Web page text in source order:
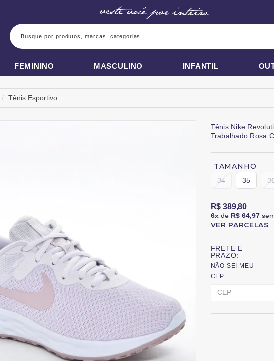
BUSCA
FEMININO MASCULINO INFANTIL
Tênis Esportivo
Tênis Nike
Trabalhado Rosa
TAMANHO
34 35 36
R$ 389,80
6xde R$ 64,97
VER PARCELAS
FRETE E
PRAZO:
NÃO SEI MEU
CEP